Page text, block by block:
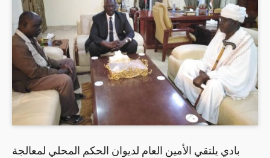
بادي يلتقي الأمين العام لديوان الحكم المحلي لمعالجة